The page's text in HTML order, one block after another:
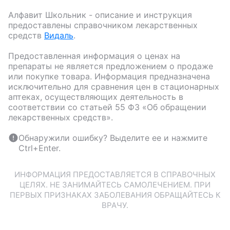
Алфавит Школьник - описание и инструкция
предоставлены справочником лекарственных
средств Видаль.
Предоставленная информация о ценах на
препараты не является предложением о продаже
или покупке товара. Информация предназначена
исключительно для сравнения цен в стационарных
аптеках, осуществляющих деятельность в
соответствии со статьей 55 ФЗ «Об обращении
лекарственных средств».
Обнаружили ошибку? Выделите ее и нажмите
Ctrl+Enter.
ИНФОРМАЦИЯ ПРЕДОСТАВЛЯЕТСЯ В СПРАВОЧНЫХ
ЦЕЛЯХ. НЕ ЗАНИМАЙТЕСЬ САМОЛЕЧЕНИЕМ. ПРИ
ПЕРВЫХ ПРИЗНАКАХ ЗАБОЛЕВАНИЯ ОБРАЩАЙТЕСЬ К
ВРАЧУ.